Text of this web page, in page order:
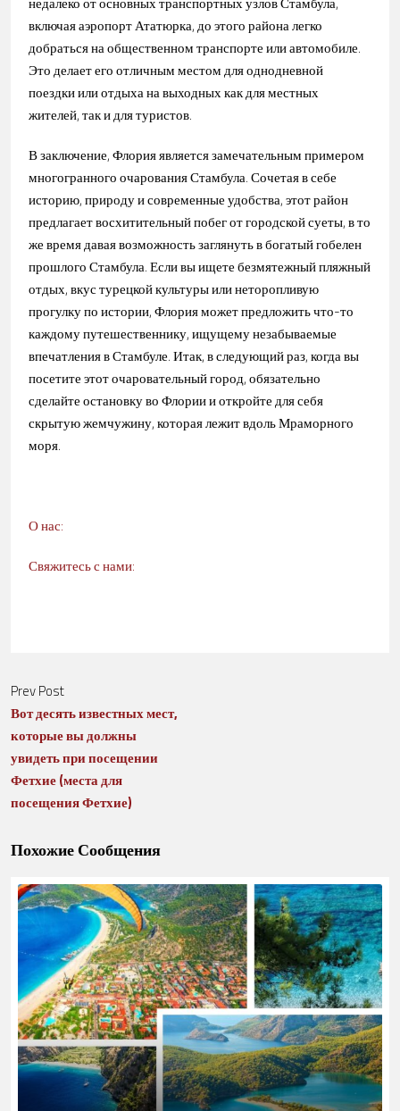
включая аэропорт Ататюрка, до этого района легко
добраться на общественном транспорте или автомобиле.
Это делает его отличным местом для однодневной
поездки или отдыха на выходных как для местных
жителей, так и для туристов.
В заключение, Флория является замечательным примером
многогранного очарования Стамбула. Сочетая в себе
историю, природу и современные удобства, этот район
предлагает восхитительный побег от городской суеты, в то
же время давая возможность заглянуть в богатый гобелен
прошлого Стамбула. Если вы ищете безмятежный пляжный
отдых, вкус турецкой культуры или неторопливую
прогулку по истории, Флория может предложить что-то
каждому путешественнику, ищущему незабываемые
впечатления в Стамбуле. Итак, в следующий раз, когда вы
посетите этот очаровательный город, обязательно
сделайте остановку во Флории и откройте для себя
скрытую жемчужину, которая лежит вдоль Мраморного
моря.
О нас:
Свяжитесь с нами:
Prev Post
Вот десять известных мест,
которые вы должны
увидеть при посещении
Фетхие (места для
посещения Фетхие)
Похожие Сообщения